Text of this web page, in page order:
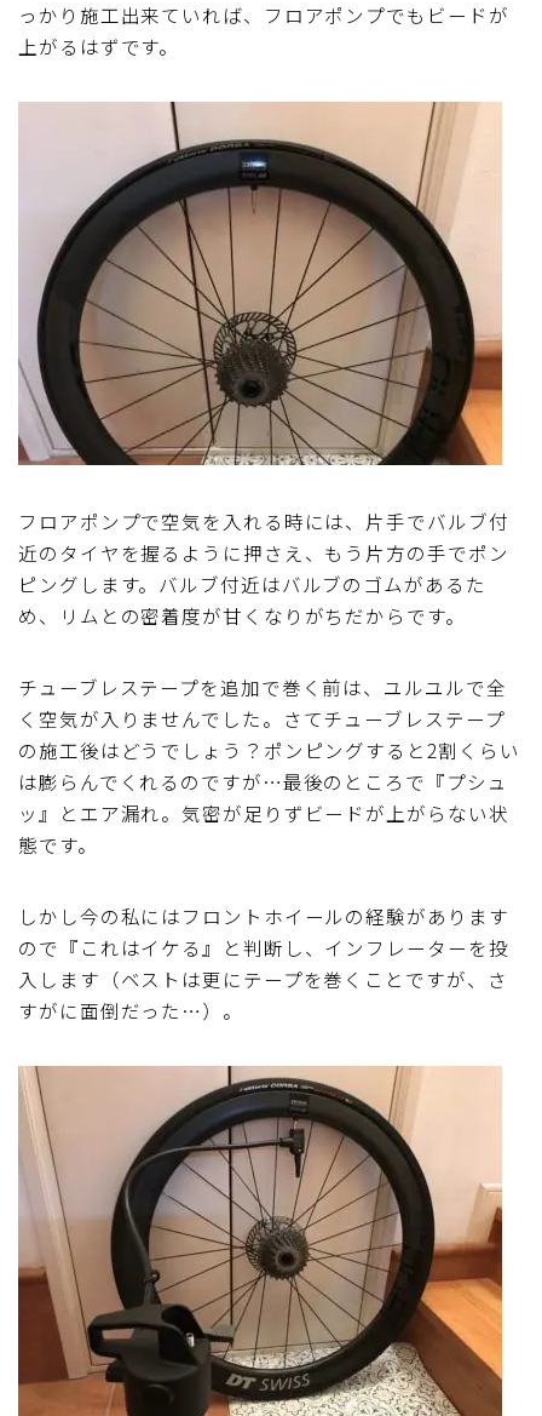
っかり施工出来ていれば、フロアポンプでもビードが
上がるはずです。
フロアポンプで空気を入れる時には、片手でバルブ付
近のタイヤを握るように押さえ、もう片方の手でポン
ピングします。バルブ付近はバルブのゴムがあるた
め、リムとの密着度が甘くなりがちだからです。
チューブレステープを追加で巻く前は、ユルユルで全
く空気が入りませんでした。さてチューブレステープ
の施工後はどうでしょう？ポンピングすると2割くらい
は膨らんでくれるのですが…最後のところで『プシュ
ッ』とエア漏れ。気密が足りずビードが上がらない状
態です。
しかし今の私にはフロントホイールの経験があります
ので『これはイケる』と判断し、インフレーターを投
入します（ベストは更にテープを巻くことですが、さ
すがに面倒だった…）。